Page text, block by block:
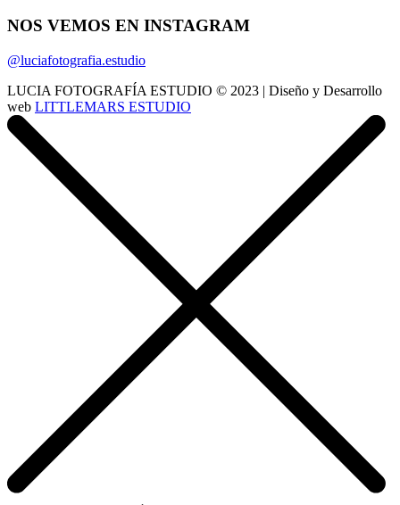
NOS VEMOS EN INSTAGRAM
@luciafotografia.estudio
LUCIA FOTOGRAFÍA ESTUDIO © 2023 | Diseño y Desarrollo
web LITTLEMARS ESTUDIO